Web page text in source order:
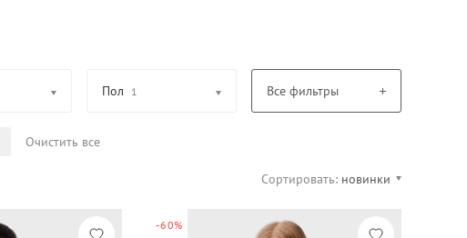
Пол 1 Все фильтры
Очистить все
Сортировать: новинки
-60%